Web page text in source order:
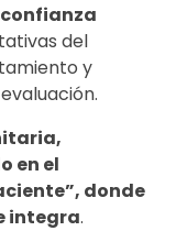
del
y
en el
donde
integra.